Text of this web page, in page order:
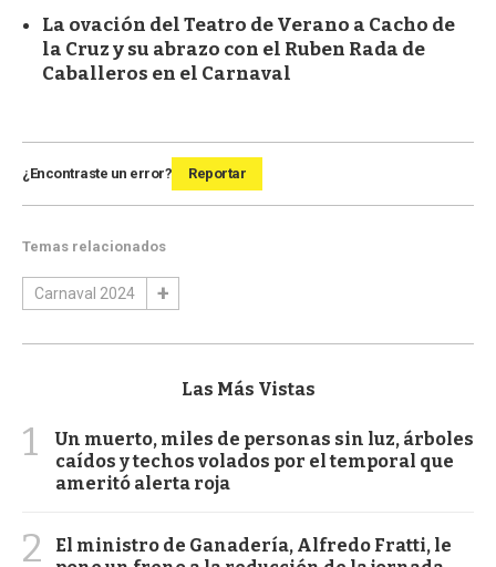
La ovación del Teatro de Verano a Cacho de
la Cruz y su abrazo con el Ruben Rada de
Caballeros en el Carnaval
¿Encontraste un error? Reportar
Temas relacionados
Carnaval 2024
Las Más Vistas
1
Un muerto, miles de personas sin luz, árboles
caídos y techos volados por el temporal que
ameritó alerta roja
2
El ministro de Ganadería, Alfredo Fratti, le